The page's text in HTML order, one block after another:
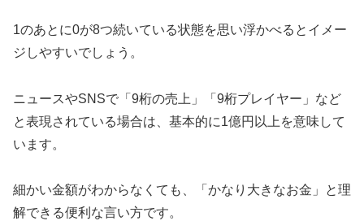
1のあとに0が8つ続いている状態を思い浮かべるとイメー
ジしやすいでしょう。
ニュースやSNSで「9桁の売上」「9桁プレイヤー」など
と表現されている場合は、基本的に1億円以上を意味して
います。
細かい金額がわからなくても、「かなり大きなお金」と理
解できる便利な言い方です。